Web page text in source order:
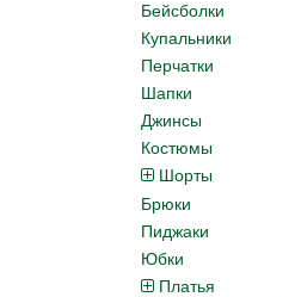
Бейсболки
Купальники
Перчатки
Шапки
Джинсы
Костюмы
Шорты
Брюки
Пиджаки
Юбки
Платья